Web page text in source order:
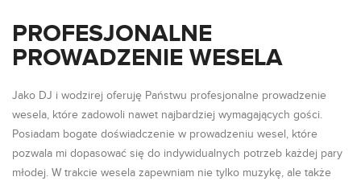
PROFESJONALNE
PROWADZENIE WESELA
Jako DJ i wodzirej oferuję Państwu profesjonalne prowadzenie
wesela, które zadowoli nawet najbardziej wymagających gości.
Posiadam bogate doświadczenie w prowadzeniu wesel, które
pozwala mi dopasować się do indywidualnych potrzeb każdej pary
młodej. W trakcie wesela zapewniam nie tylko muzykę, ale także